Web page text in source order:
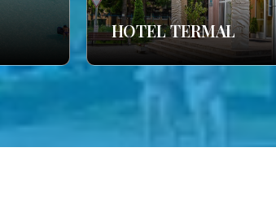
HOTEL TERMAL